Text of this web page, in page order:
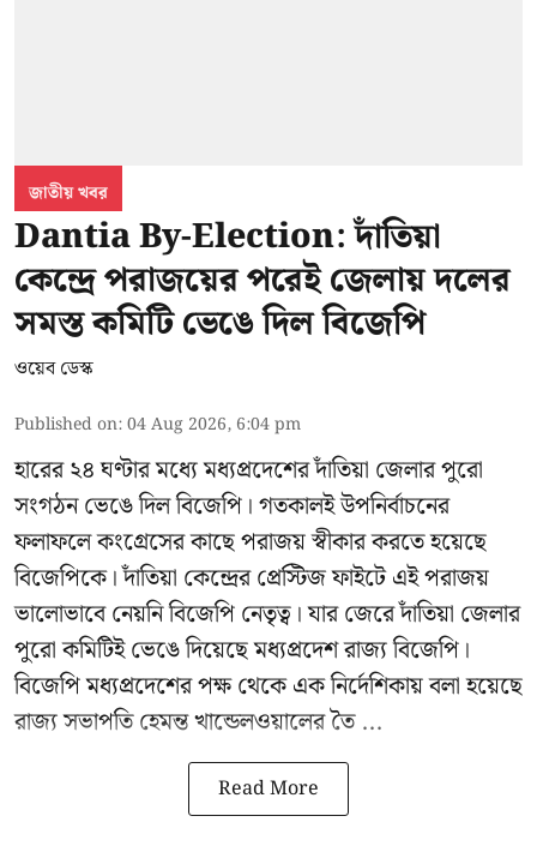
জাতীয় খবর
Dantia By-Election: দাঁতিয়া
কেন্দ্রে পরাজয়ের পরেই জেলায় দলের
সমস্ত কমিটি ভেঙে দিল বিজেপি
ওয়েব ডেস্ক
Published on:04 Aug 2026, 6:04 pm
হারের ২৪ ঘণ্টার মধ্যে মধ্যপ্রদেশের দাঁতিয়া জেলার পুরো
সংগঠন ভেঙে দিল বিজেপি। গতকালই উপনির্বাচনের
ফলাফলে কংগ্রেসের কাছে পরাজয় স্বীকার করতে হয়েছে
বিজেপিকে। দাঁতিয়া কেন্দ্রের প্রেস্টিজ ফাইটে এই পরাজয়
ভালোভাবে নেয়নি বিজেপি নেতৃত্ব। যার জেরে দাঁতিয়া জেলার
পুরো কমিটিই ভেঙে দিয়েছে মধ্যপ্রদেশ রাজ্য বিজেপি।
বিজেপি মধ্যপ্রদেশের পক্ষ থেকে এক নির্দেশিকায় বলা হয়েছে
রাজ্য সভাপতি হেমন্ত খান্ডেলওয়ালের তৈ ...
Read More